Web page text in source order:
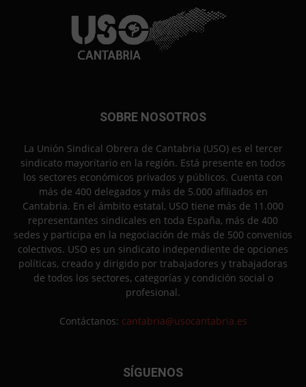
SOBRE NOSOTROS
La Unión Sindical Obrera de Cantabria (USO) es el tercer
sindicato mayoritario en la región. Está presente en todos
los sectores económicos privados y públicos. Cuenta con
más de 400 delegados y más de 5.000 afiliados en
Cantabria. En el ámbito estatal, USO tiene más de 11.000
representantes sindicales en toda España, más de 400
sedes y participa en la negociación de más de 500 convenios
colectivos. USO es un sindicato independiente de opciones
políticas, creado y dirigido por trabajadores y trabajadoras
de todos los sectores, categorías y condición social o
profesional.
Contáctanos: cantabria@usocantabria.es
SÍGUENOS